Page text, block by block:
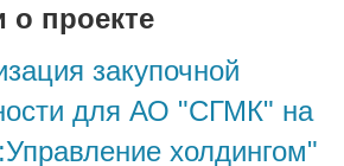
о проекте
закупочной
для АО "СГМК" на
холдингом"